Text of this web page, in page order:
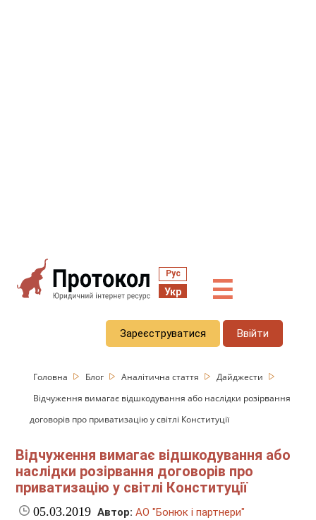
Рус
Укр ☰
Зареєструватися Ввійти
Головна Блог Аналітична стаття
Дайджести
Відчуження вимагає відшкодування або наслідки розірвання
договорів про приватизацію у світлі Конституції
Відчуження вимагає відшкодування або
наслідки розірвання договорів про
приватизацію у світлі Конституції
05.03.2019 Автор: АО "Бонюк і партнери"